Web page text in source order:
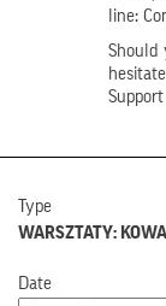
line:
Should
Type
WARSZTATY:
Date